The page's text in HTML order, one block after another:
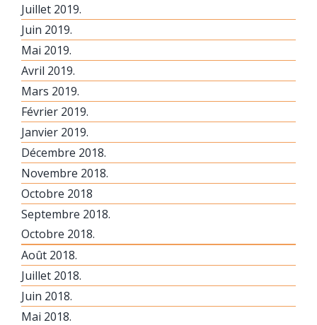
Juillet 2019.
Juin 2019.
Mai 2019.
Avril 2019.
Mars 2019.
Février 2019.
Janvier 2019.
Décembre 2018.
Novembre 2018.
Octobre 2018
Septembre 2018.
Octobre 2018.
Août 2018.
Juillet 2018.
Juin 2018.
Mai 2018.